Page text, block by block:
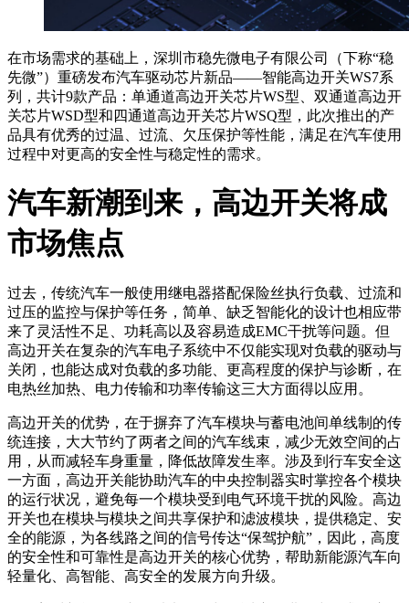
在市场需求的基础上，深圳市稳先微电子有限公司（下称“稳
先微”）重磅发布汽车驱动芯片新品——智能高边开关WS7系
列，共计9款产品：单通道高边开关芯片WS型、双通道高边开
关芯片WSD型和四通道高边开关芯片WSQ型，此次推出的产
品具有优秀的过温、过流、欠压保护等性能，满足在汽车使用
过程中对更高的安全性与稳定性的需求。
汽车新潮到来，高边开关将成
市场焦点
过去，传统汽车一般使用继电器搭配保险丝执行负载、过流和
过压的监控与保护等任务，简单、缺乏智能化的设计也相应带
来了灵活性不足、功耗高以及容易造成EMC干扰等问题。但
高边开关在复杂的汽车电子系统中不仅能实现对负载的驱动与
关闭，也能达成对负载的多功能、更高程度的保护与诊断，在
电热丝加热、电力传输和功率传输这三大方面得以应用。
高边开关的优势，在于摒弃了汽车模块与蓄电池间单线制的传
统连接，大大节约了两者之间的汽车线束，减少无效空间的占
用，从而减轻车身重量，降低故障发生率。涉及到行车安全这
一方面，高边开关能协助汽车的中央控制器实时掌控各个模块
的运行状况，避免每一个模块受到电气环境干扰的风险。高边
开关也在模块与模块之间共享保护和滤波模块，提供稳定、安
全的能源，为各线路之间的信号传达“保驾护航”，因此，高度
的安全性和可靠性是高边开关的核心优势，帮助新能源汽车向
轻量化、高智能、高安全的发展方向升级。